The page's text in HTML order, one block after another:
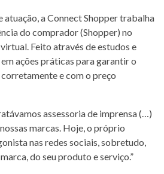
atuação, a Connect Shopper trabalha
do comprador (Shopper) no
Feito através de estudos e
ações práticas para garantir o
e com o preço
assessoria de imprensa (…)
marcas. Hoje, o próprio
nas redes sociais, sobretudo,
do seu produto e serviço.”